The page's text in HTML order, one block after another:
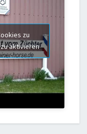
zu
aktivieren